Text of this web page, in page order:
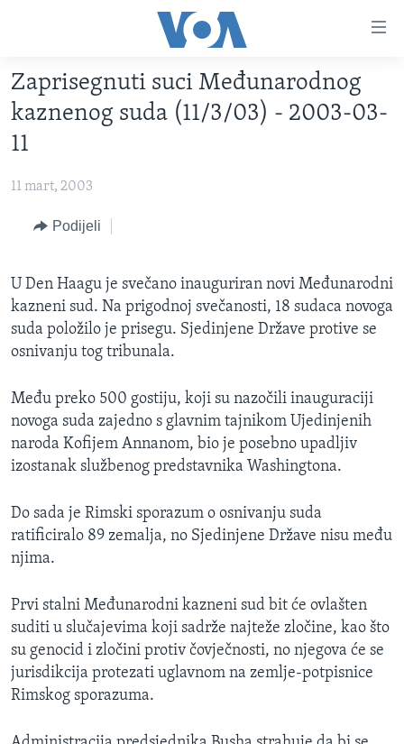
glavni
sadržaj
Pređi
na
glavnu
TV PROGRAM
VIJESTI
SJEDINJENE AMERIČKE DRŽAVE
SVIJET
NAUKA I TEHNOLOGIJA
KORUPCIJA
SLOBODA MEDIJA
ŽENSKA STRANA
IZBJEGLIČKA STRANA
MAGAZIN
O GLASU AMERIKE
Learning English
PRATITE NAS
Jezici
Zaprisegnuti suci Međunarodnog
kaznenog suda (11/3/03) - 2003-03-
11
11 mart, 2003
Podijeli
U Den Haagu je svečano inauguriran novi Međunarodni
kazneni sud. Na prigodnoj svečanosti, 18 sudaca novoga
suda položilo je prisegu. Sjedinjene Države protive se
osnivanju tog tribunala.
Među preko 500 gostiju, koji su nazočili inauguraciji
novoga suda zajedno s glavnim tajnikom Ujedinjenih
naroda Kofijem Annanom, bio je posebno upadljiv
izostanak službenog predstavnika Washingtona.
Do sada je Rimski sporazum o osnivanju suda
ratificiralo 89 zemalja, no Sjedinjene Države nisu među
njima.
Prvi stalni Međunarodni kazneni sud bit će ovlašten
suditi u slučajevima koji sadrže najteže zločine, kao što
su genocid i zločini protiv čovječnosti, no njegova će se
jurisdikcija protezati uglavnom na zemlje-potpisnice
Rimskog sporazuma.